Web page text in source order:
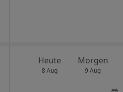
Heute
8 Aug
Morgen
9 Aug